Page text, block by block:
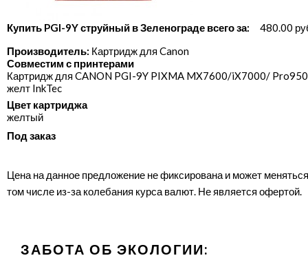
Купить PGI-9Y струйный в Зеленограде всего за:
480.00
Производитель: Картридж для Canon
Совместим с принтерами
Картридж для CANON PGI-9Y PIXMA MX7600/​iX7000/​
желт InkTec
Цвет картриджа
желтый
Под заказ
Цена на данное предложение не фиксирована и может
том числе из-за колебания курса валют. Не является офертой.
ЗАБОТА ОБ ЭКОЛОГИИ: